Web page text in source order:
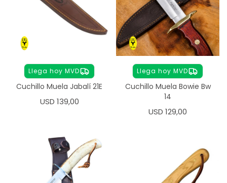
Llega hoy MVD
Cuchillo Muela Jabalí 21E
USD 139,00
Llega hoy MVD
Cuchillo Muela Bowie Bw
14
USD 129,00